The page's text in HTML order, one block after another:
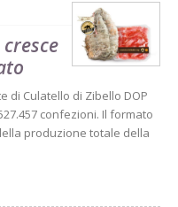
di Culatello di Zibello DOP
confezioni. Il formato
produzione totale della